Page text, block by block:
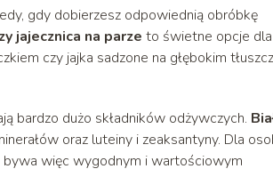
gdy dobierzesz odpowiednią obróbkę
jajecznica na parze to świetne opcje dla
czy jajka sadzone na głębokim
bardzo dużo składników odżywczych.
oraz luteiny i zeaksantyny. Dla
bywa więc wygodnym i wartościowym